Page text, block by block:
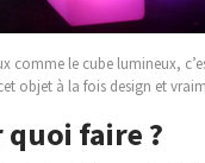
comme le cube lumineux,
objet à la fois design et
faire ?